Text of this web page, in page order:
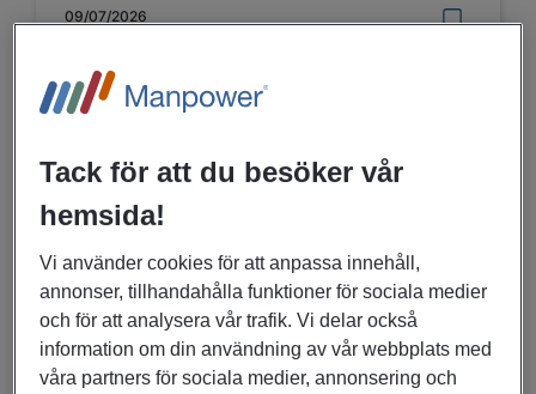
09/07/2026
Lotsoperatör
Kvalitet, Miljö
LÄS MER
09/07/2026
Tack för att du besöker vår
hemsida!
Vi använder cookies för att anpassa innehåll,
annonser, tillhandahålla funktioner för sociala medier
och för att analysera vår trafik. Vi delar också
information om din användning av vår webbplats med
våra partners för sociala medier, annonsering och